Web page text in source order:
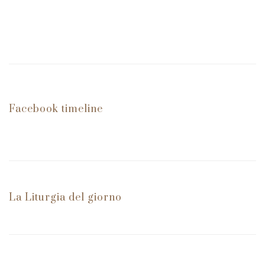
Facebook timeline
La Liturgia del giorno